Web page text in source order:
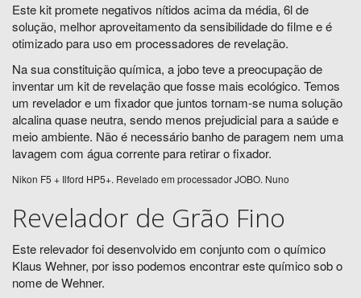
Este kit promete negativos nítidos acima da média, 6l de
solução, melhor aproveitamento da sensibilidade do filme e é
otimizado para uso em processadores de revelação.
Na sua constituição química, a jobo teve a preocupação de
inventar um kit de revelação que fosse mais ecológico. Temos
um revelador e um fixador que juntos tornam-se numa solução
alcalina quase neutra, sendo menos prejudicial para a saúde e
meio ambiente. Não é necessário banho de paragem nem uma
lavagem com água corrente para retirar o fixador.
Nikon F5 + Ilford HP5+. Revelado em processador JOBO. Nuno
Revelador de Grão Fino
Este relevador foi desenvolvido em conjunto com o químico
Klaus Wehner, por isso podemos encontrar este químico sob o
nome de Wehner.